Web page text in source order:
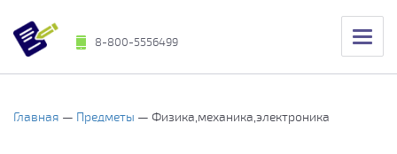
8-800-5556499
Главная Предметы Физика,механика,электроника